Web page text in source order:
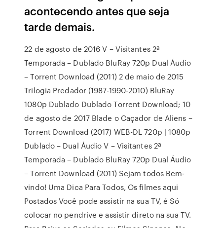
acontecendo antes que seja
tarde demais.
22 de agosto de 2016 V – Visitantes 2ª
Temporada – Dublado BluRay 720p Dual Áudio
– Torrent Download (2011) 2 de maio de 2015
Trilogia Predador (1987-1990-2010) BluRay
1080p Dublado Dublado Torrent Download; 10
de agosto de 2017 Blade o Caçador de Aliens –
Torrent Download (2017) WEB-DL 720p | 1080p
Dublado – Dual Áudio V – Visitantes 2ª
Temporada – Dublado BluRay 720p Dual Áudio
– Torrent Download (2011) Sejam todos Bem-
vindo! Uma Dica Para Todos, Os filmes aqui
Postados Você pode assistir na sua TV, é Só
colocar no pendrive e assistir direto na sua TV.